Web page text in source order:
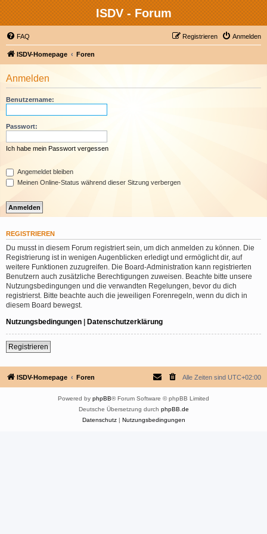
ISDV - Forum
FAQ Anmelden
Registrieren
ISDV-Homepage Foren
Anmelden
Benutzername:
Passwort:
Ich habe mein Passwort vergessen
Angemeldet bleiben
Meinen Online-Status während dieser Sitzung verbergen
REGISTRIEREN
Du musst in diesem Forum registriert sein, um dich anmelden zu können. Die
Registrierung ist in wenigen Augenblicken erledigt und ermöglicht dir, auf
weitere Funktionen zuzugreifen. Die Board-Administration kann registrierten
Benutzern auch zusätzliche Berechtigungen zuweisen. Beachte bitte unsere
Nutzungsbedingungen und die verwandten Regelungen, bevor du dich
registrierst. Bitte beachte auch die jeweiligen Forenregeln, wenn du dich in
diesem Board bewegst.
Nutzungsbedingungen | Datenschutzerklärung
Registrieren
ISDV-Homepage Foren Alle Zeiten sind UTC+02:00
Powered by phpBB® Forum Software © phpBB Limited
Deutsche Übersetzung durch phpBB.de
Datenschutz| Nutzungsbedingungen